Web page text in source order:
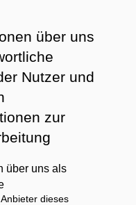
über uns
Nutzer und
zur
über uns als
dieses